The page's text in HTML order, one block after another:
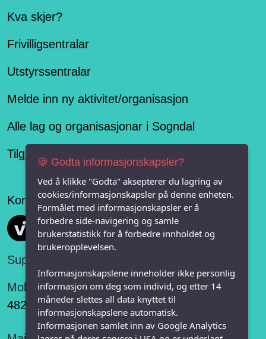
Kva skjer?
Frivilligsentralar
Utstyrssentralar
Melde inn ny aktivitet/organisasjon
Alle lag og organisasjonar i Sogndal
Tilgjengelegheitserklæring
Konseptet er levert av
Vi FRITID
Support:
Mobil:
482 75 848
🍪 Godta informasjonskapsler?
Ved å klikke "Godta" aksepterer du lagring av
cookies/informasjonskapsler på denne enheten.
Formålet med informasjonskapsler er å
forbedre side-navigering og samle
brukerstatistikk for å forbedre innholdet og
brukeropplevelsen.
Informasjonskapslene inneholder ikke personlig
informasjon om deg som individ, og etter 14
måneder slettes all data knyttet til
informasjonskapslene automatisk.
Informasjonen samlet inn av Google Analytics